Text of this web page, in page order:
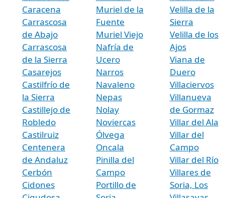
Caracena
Carrascosa
de Abajo
Carrascosa
de la Sierra
Casarejos
Castilfrío de
la Sierra
Castillejo de
Robledo
Castilruiz
Centenera
de Andaluz
Cerbón
Cidones
Muriel de la
Fuente
Muriel Viejo
Nafría de
Ucero
Narros
Navaleno
Nepas
Nolay
Noviercas
Ólvega
Oncala
Pinilla del
Campo
Portillo de
Velilla de la
Sierra
Velilla de los
Ajos
Viana de
Duero
Villaciervos
Villanueva
de Gormaz
Villar del Ala
Villar del
Campo
Villar del Río
Villares de
Soria, Los